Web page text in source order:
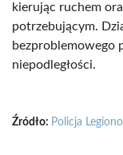
kierując ruchem
potrzebującym.
bezproblemowego
niepodległości.
Źródło: Policja